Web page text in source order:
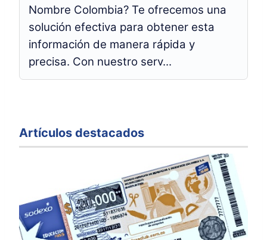
Nombre Colombia? Te ofrecemos una
solución efectiva para obtener esta
información de manera rápida y
precisa. Con nuestro serv...
Artículos destacados